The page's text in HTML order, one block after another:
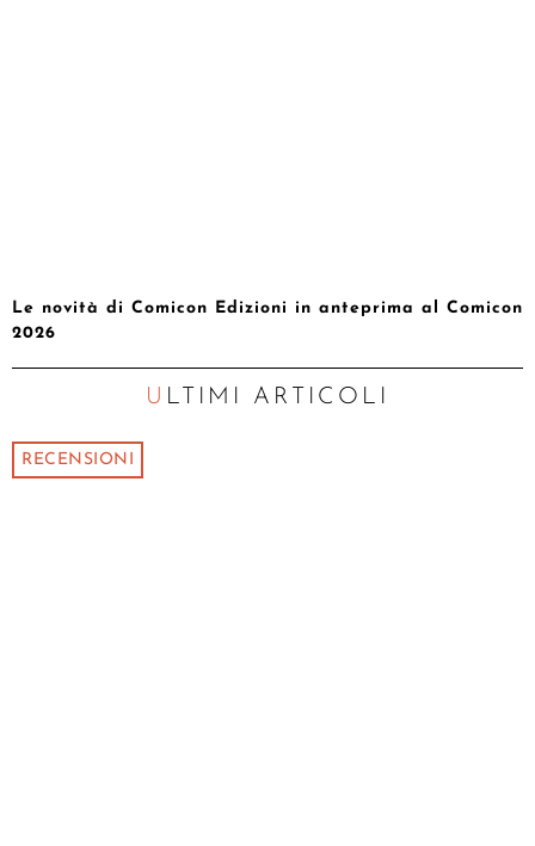
Le novità di Comicon Edizioni in anteprima al Comicon
2026
ULTIMI ARTICOLI
RECENSIONI